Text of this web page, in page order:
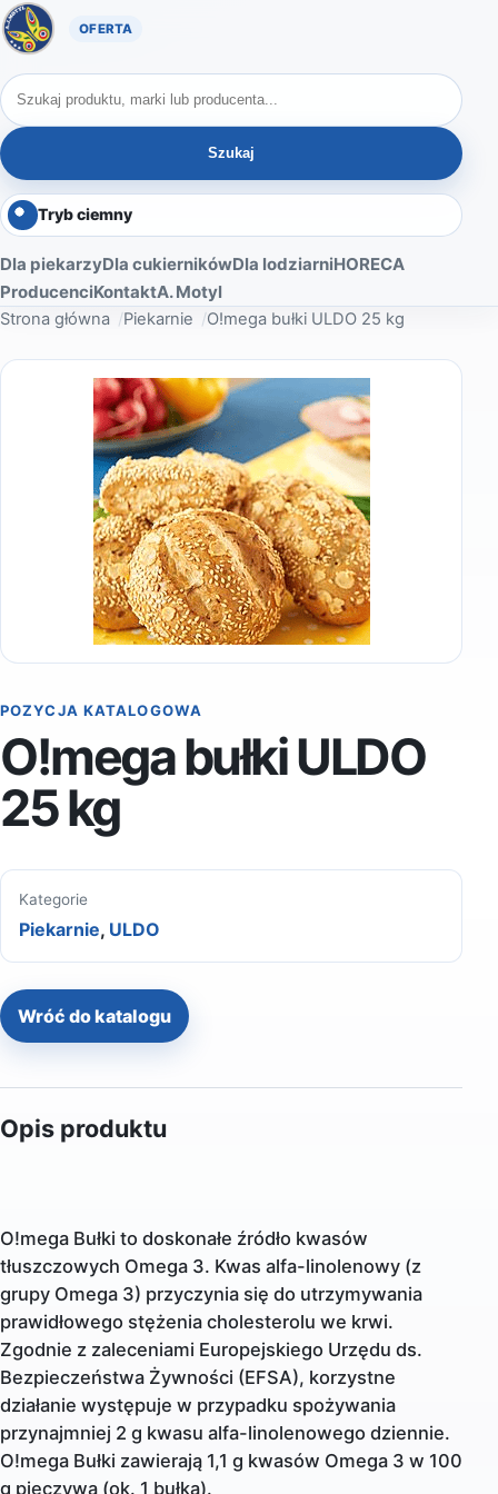
Oferta A. Motyl
Szukaj produktów
Szukaj
Tryb ciemny
Dla piekarzyDla cukiernikówDla lodziarniHORECA
ProducenciKontaktA. Motyl
Strona główna Piekarnie O!mega bułki ULDO 25 kg
POZYCJA KATALOGOWA
O!mega bułki ULDO
25 kg
Kategorie
Piekarnie, ULDO
Wróć do katalogu
Opis produktu
O!mega Bułki to doskonałe źródło kwasów
tłuszczowych Omega 3. Kwas alfa-linolenowy (z
grupy Omega 3) przyczynia się do utrzymywania
prawidłowego stężenia cholesterolu we krwi.
Zgodnie z zaleceniami Europejskiego Urzędu ds.
Bezpieczeństwa Żywności (EFSA), korzystne
działanie występuje w przypadku spożywania
przynajmniej 2 g kwasu alfa-linolenowego dziennie.
O!mega Bułki zawierają 1,1 g kwasów Omega 3 w 100
g pieczywa (ok. 1 bułka).